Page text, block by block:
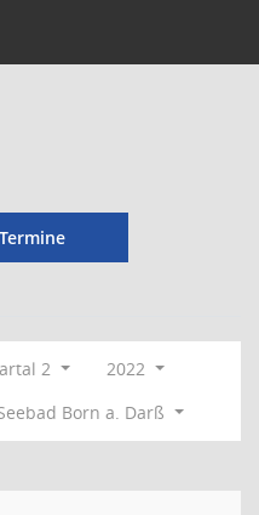
Termine
2
2022
Born a. Darß